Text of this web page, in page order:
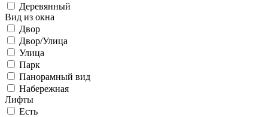
Деревянный
Вид из окна
Двор
Двор/Улица
Улица
Парк
Панорамный вид
Набережная
Лифты
Есть